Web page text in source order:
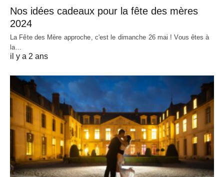
Nos idées cadeaux pour la fête des mères
2024
La Fête des Mère approche, c'est le dimanche 26 mai ! Vous êtes à
la…
il y a 2 ans